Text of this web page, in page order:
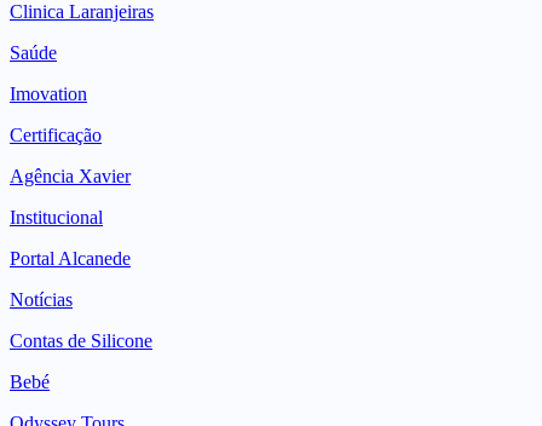
Clinica Laranjeiras
Saúde
Imovation
Certificação
Agência Xavier
Institucional
Portal Alcanede
Notícias
Contas de Silicone
Bebé